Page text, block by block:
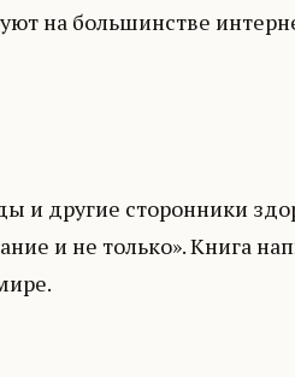
на большинстве
другие сторонники
и не только». Книга